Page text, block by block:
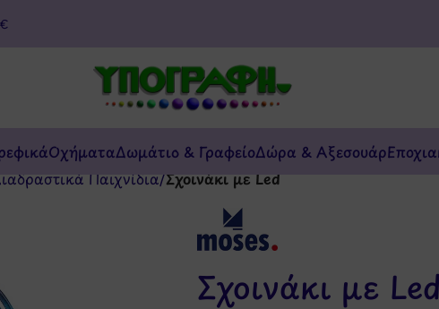
ΟχήματαΔωμάτιο & ΓραφείοΔώρα & Αξεσουάρ
Παιχνίδια/Σχοινάκι με Led
Σχοινάκι με Led